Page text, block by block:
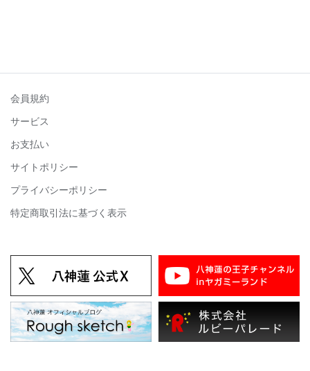
会員規約
サービス
お支払い
サイトポリシー
プライバシーポリシー
特定商取引法に基づく表示